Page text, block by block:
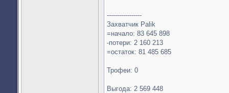
-----------------
Захватчик Palik
=начало: 83 645 898
-потери: 2 160 213
=остаток: 81 485 685
Трофеи: 0
Выгода: 2 569 448